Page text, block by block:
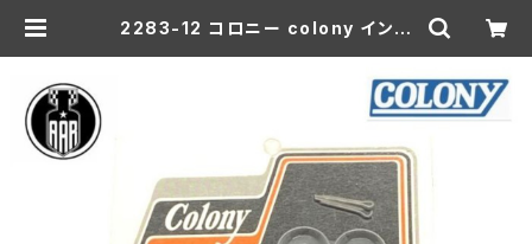
2283-12 コロニー colony インナ